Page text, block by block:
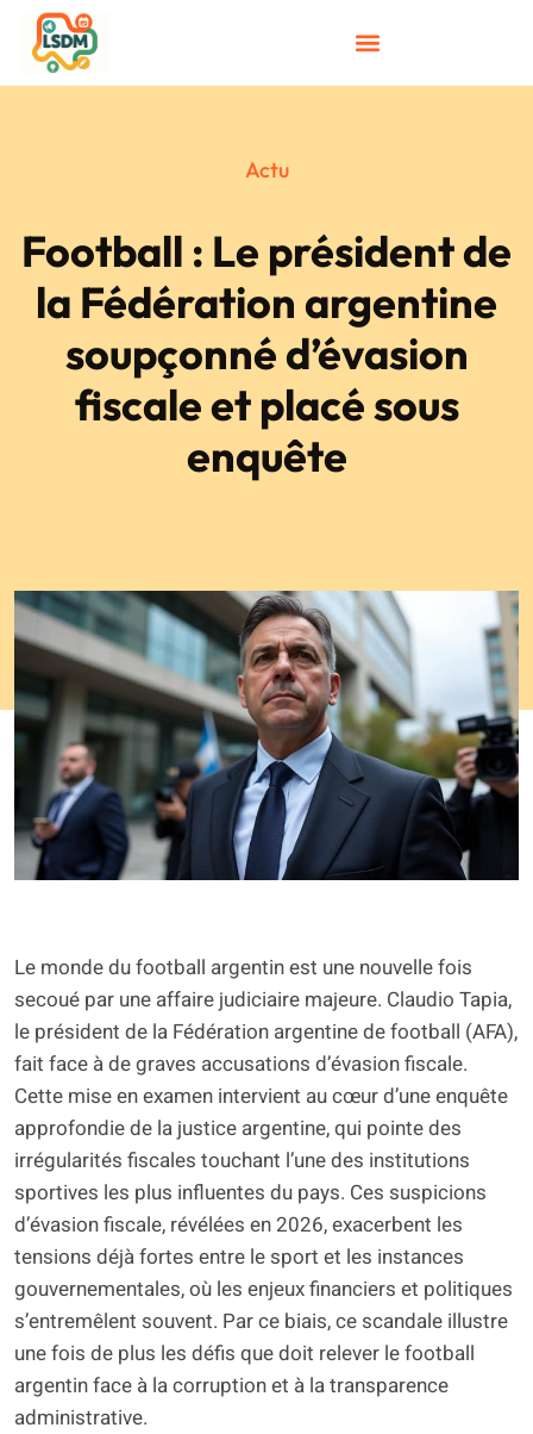
Actu
Football : Le président de
la Fédération argentine
soupçonné d’évasion
fiscale et placé sous
enquête
Le monde du football argentin est une nouvelle fois
secoué par une affaire judiciaire majeure. Claudio Tapia,
le président de la Fédération argentine de football (AFA),
fait face à de graves accusations d’évasion fiscale.
Cette mise en examen intervient au cœur d’une enquête
approfondie de la justice argentine, qui pointe des
irrégularités fiscales touchant l’une des institutions
sportives les plus influentes du pays. Ces suspicions
d’évasion fiscale, révélées en 2026, exacerbent les
tensions déjà fortes entre le sport et les instances
gouvernementales, où les enjeux financiers et politiques
s’entremêlent souvent. Par ce biais, ce scandale illustre
une fois de plus les défis que doit relever le football
argentin face à la corruption et à la transparence
administrative.